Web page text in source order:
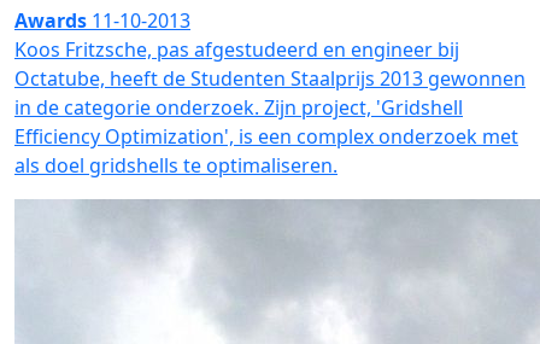
Awards 11-10-2013
Koos Fritzsche, pas afgestudeerd en engineer bij
Octatube, heeft de Studenten Staalprijs 2013 gewonnen
in de categorie onderzoek. Zijn project, 'Gridshell
Efficiency Optimization', is een complex onderzoek met
als doel gridshells te optimaliseren.